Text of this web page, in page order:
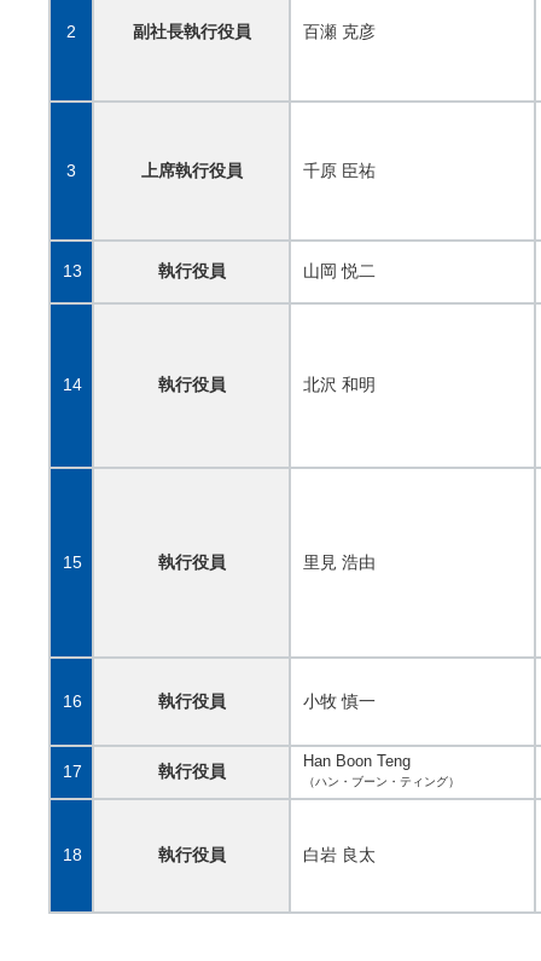
2 副社長執行役員 百瀬 克彦
3 上席執行役員 千原 臣祐
13 執行役員 山岡 悦二
14 執行役員 北沢 和明
15 執行役員 里見 浩由
16 執行役員 小牧 慎一
17 執行役員
Han Boon Teng
（ハン・ブーン・ティング）
18 執行役員 白岩 良太